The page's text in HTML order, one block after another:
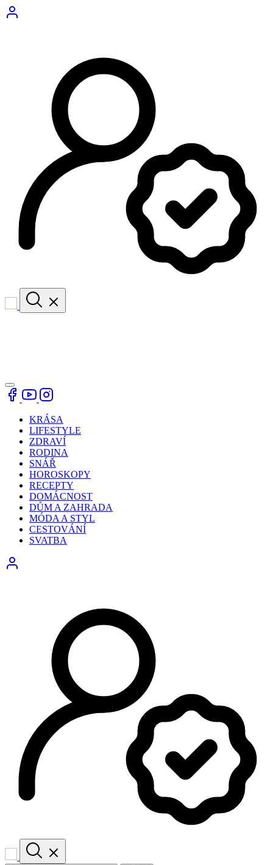
KRÁSA
LIFESTYLE
ZDRAVÍ
RODINA
SNÁŘ
HOROSKOPY
RECEPTY
DOMÁCNOST
DŮM A ZAHRADA
MÓDA A STYL
CESTOVÁNÍ
SVATBA